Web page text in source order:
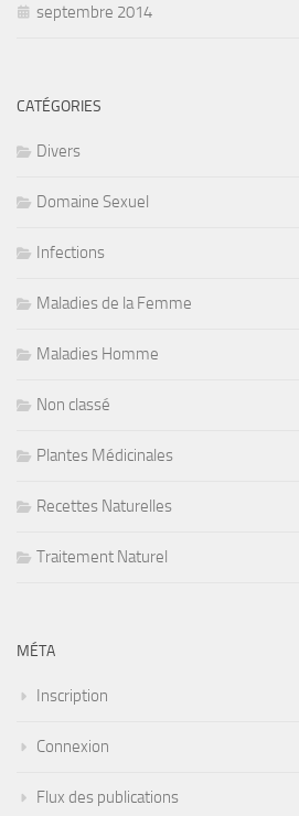
septembre 2014
CATÉGORIES
Divers
Domaine Sexuel
Infections
Maladies de la Femme
Maladies Homme
Non classé
Plantes Médicinales
Recettes Naturelles
Traitement Naturel
MÉTA
Inscription
Connexion
Flux des publications